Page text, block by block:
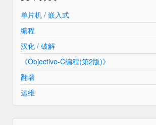
单片机 / 嵌入式
编程
汉化 / 破解
《Objective-C编程(第2版)》
翻墙
运维